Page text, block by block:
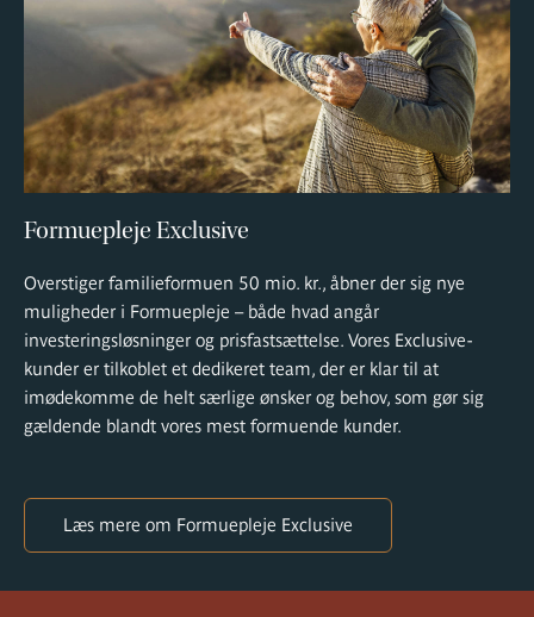
Formuepleje Exclusive
Overstiger familieformuen 50 mio. kr., åbner der sig nye
muligheder i Formuepleje – både hvad angår
investeringsløsninger og prisfastsættelse. Vores Exclusive-
kunder er tilkoblet et dedikeret team, der er klar til at
imødekomme de helt særlige ønsker og behov, som gør sig
gældende blandt vores mest formuende kunder.
Læs mere om Formuepleje Exclusive